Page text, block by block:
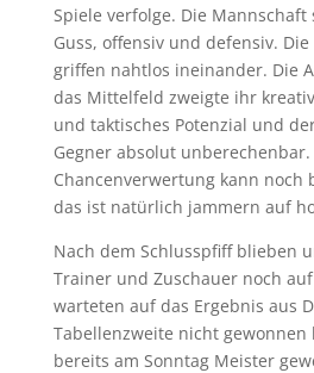
Spiele verfolge. Die
Guss, offensiv und defensiv.
griffen nahtlos ineinander. Die
das Mittelfeld zweigte ihr
und taktisches Potenzial und
Gegner absolut
Chancenverwertung kann noch
das ist natürlich jammern auf
Nach dem Schlusspfiff blieben
Trainer und Zuschauer noch
warteten auf das Ergebnis aus
Tabellenzweite nicht gewonnen
bereits am Sonntag Meister